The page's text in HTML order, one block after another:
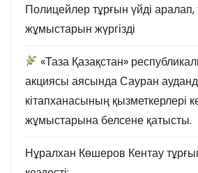
Полицейлер тұрғын үйді аралап,
жұмыстарын жүргізді
«Таза Қазақстан»
акциясы аясында Сауран
кітапханасының қызметкерлері
жұмыстарына белсене қатысты.
Нұралхан Көшеров Кентау